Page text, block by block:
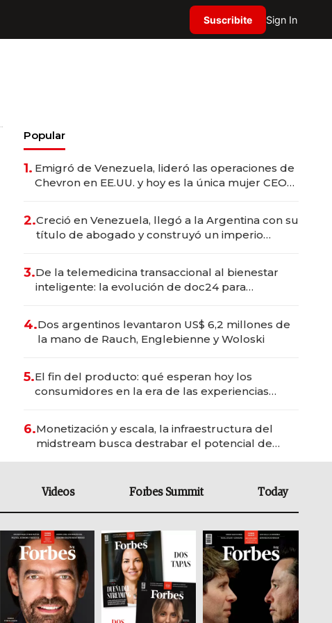
Suscribite Sign In
Popular
1. Emigró de Venezuela, lideró las operaciones de
Chevron en EE.UU. y hoy es la única mujer CEO
2.Creció en Venezuela, llegó a la Argentina con su
título de abogado y construyó un imperio
3.De la telemedicina transaccional al bienestar
inteligente: la evolución de doc24 para
4.Dos argentinos levantaron US$ 6,2 millones de
la mano de Rauch, Englebienne y Woloski
5.El fin del producto: qué esperan hoy los
consumidores en la era de las experiencias
6.Monetización y escala, la infraestructura del
midstream busca destrabar el potencial de
Videos Forbes Summit Today